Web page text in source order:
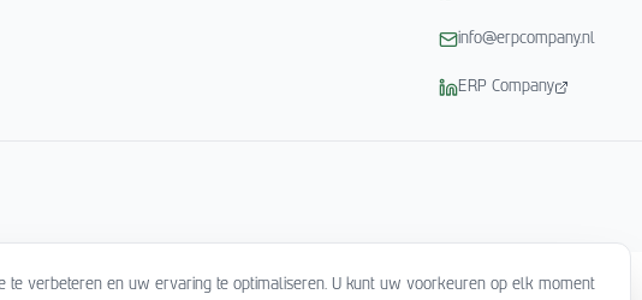
info@erpcompany.nl
ERP Company
te verbeteren en uw ervaring te optimaliseren. U kunt uw voorkeuren op elk moment